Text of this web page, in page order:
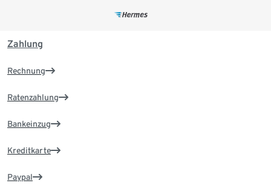
Zahlung
Rechnung
Ratenzahlung
Bankeinzug
Kreditkarte
Paypal